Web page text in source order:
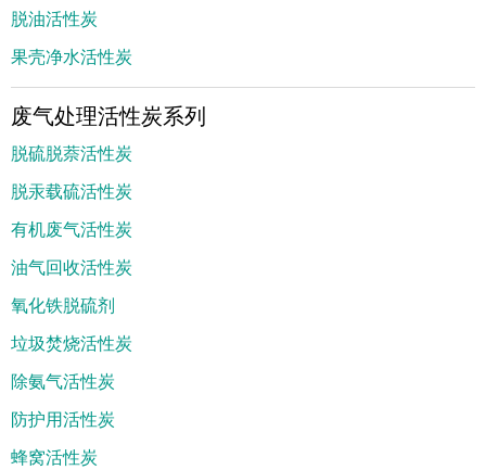
脱油活性炭
果壳净水活性炭
废气处理活性炭系列
脱硫脱萘活性炭
脱汞载硫活性炭
有机废气活性炭
油气回收活性炭
氧化铁脱硫剂
垃圾焚烧活性炭
除氨气活性炭
防护用活性炭
蜂窝活性炭